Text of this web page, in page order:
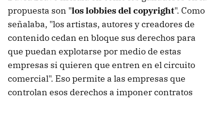
propuesta son "los lobbies del copyright". Como
señalaba, "los artistas, autores y creadores de
contenido cedan en bloque sus derechos para
que puedan explotarse por medio de estas
empresas si quieren que entren en el circuito
comercial". Eso permite a las empresas que
controlan esos derechos a imponer contratos